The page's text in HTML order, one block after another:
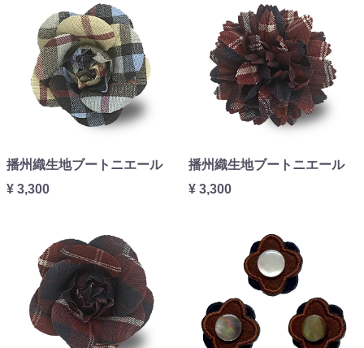
播州織生地ブートニエール
¥ 3,300
播州織生地ブートニエール
¥ 3,300